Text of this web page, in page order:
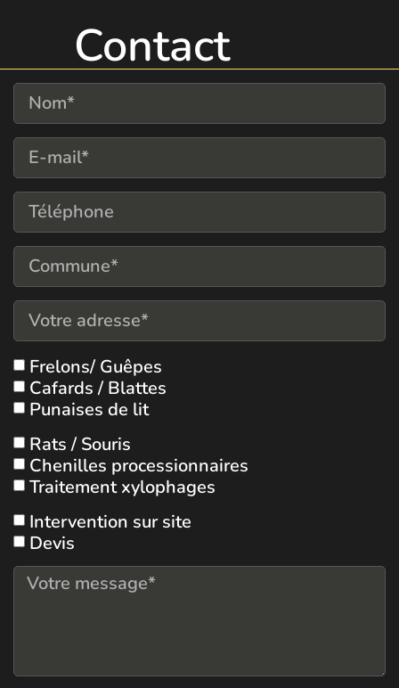
Contact
Frelons/ Guêpes
Cafards / Blattes
Punaises de lit
Rats / Souris
Chenilles processionnaires
Traitement xylophages
Intervention sur site
Devis